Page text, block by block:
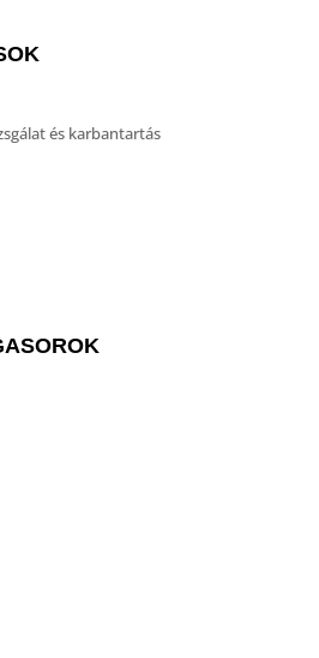
és karbantartás